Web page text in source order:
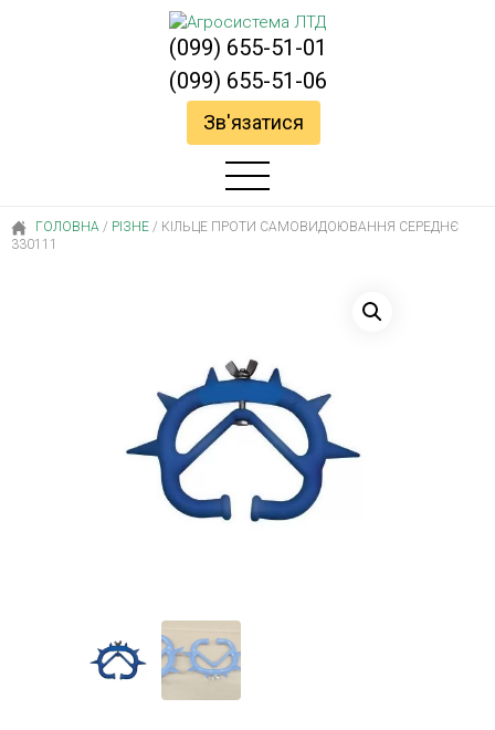
(099) 655-51-01
(099) 655-51-06
Зв'язатися
ГОЛОВНА / РІЗНЕ / КІЛЬЦЕ ПРОТИ САМОВИДОЮВАННЯ СЕРЕДНЄ
330111